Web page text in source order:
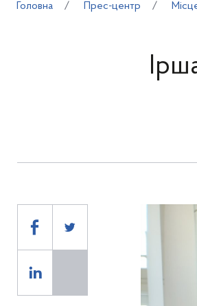
Головна Прес-центр